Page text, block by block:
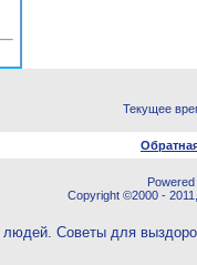
Текущее
Copyright ©2000 -
Советы для